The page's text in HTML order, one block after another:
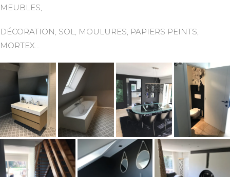
MEUBLES,
DÉCORATION, SOL, MOULURES, PAPIERS PEINTS,
MORTEX…